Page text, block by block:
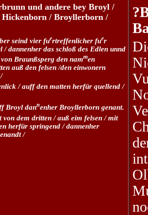
und andere bey Broyl /
/ Broyllerborn /
seind vier fuertreffenlicher fuer
/ dannenher das schloß des Edlen unnd
Braunßsperg den nammen
auß den felsen /den einwonern
/ auff den matten herfür quellend /
Broyl dannenher Broyllerborn genant.
von dem dritten / auß eim felsen / mit
herfür springend / dannenher
/